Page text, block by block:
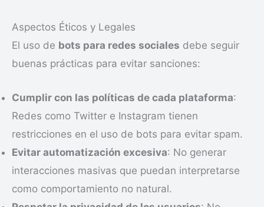
Aspectos Éticos y Legales
El uso de bots para redes sociales debe seguir
buenas prácticas para evitar sanciones:
Cumplir con las políticas de cada plataforma:
Redes como Twitter e Instagram tienen
restricciones en el uso de bots para evitar spam.
Evitar automatización excesiva: No generar
interacciones masivas que puedan interpretarse
como comportamiento no natural.